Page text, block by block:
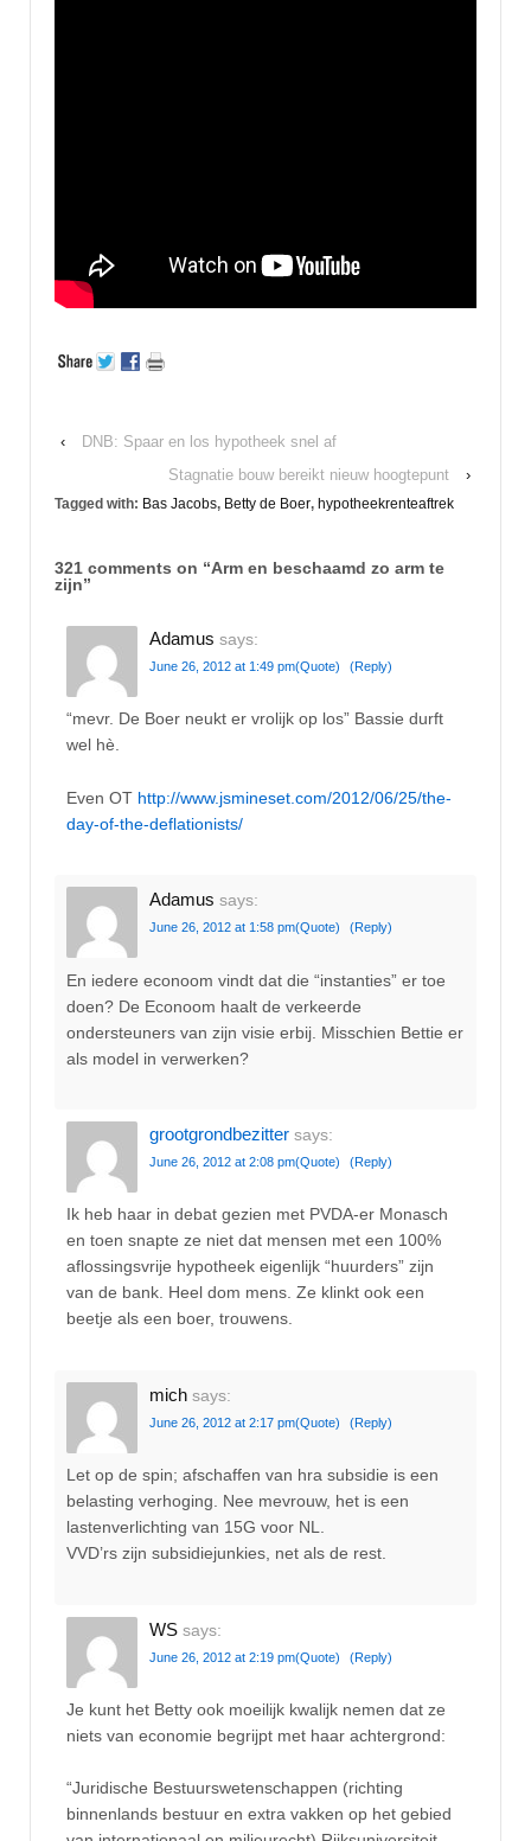
‹
DNB: Spaar en los hypotheek snel af
Stagnatie bouw bereikt nieuw hoogtepunt
›
Tagged with: Bas Jacobs, Betty de Boer, hypotheekrenteaftrek
321 comments on “Arm en beschaamd zo arm te
zijn”
Adamus says:
June 26, 2012 at 1:49 pm(Quote) (Reply)
“mevr. De Boer neukt er vrolijk op los” Bassie durft
wel hè.
Even OT http://www.jsmineset.com/2012/06/25/the-
day-of-the-deflationists/
Adamus says:
June 26, 2012 at 1:58 pm(Quote) (Reply)
En iedere econoom vindt dat die “instanties” er toe
doen? De Econoom haalt de verkeerde
ondersteuners van zijn visie erbij. Misschien Bettie er
als model in verwerken?
grootgrondbezitter says:
June 26, 2012 at 2:08 pm(Quote) (Reply)
Ik heb haar in debat gezien met PVDA-er Monasch
en toen snapte ze niet dat mensen met een 100%
aflossingsvrije hypotheek eigenlijk “huurders” zijn
van de bank. Heel dom mens. Ze klinkt ook een
beetje als een boer, trouwens.
mich says:
June 26, 2012 at 2:17 pm(Quote) (Reply)
Let op de spin; afschaffen van hra subsidie is een
belasting verhoging. Nee mevrouw, het is een
lastenverlichting van 15G voor NL.
VVD’rs zijn subsidiejunkies, net als de rest.
WS says:
June 26, 2012 at 2:19 pm(Quote) (Reply)
Je kunt het Betty ook moeilijk kwalijk nemen dat ze
niets van economie begrijpt met haar achtergrond:
“Juridische Bestuurswetenschappen (richting
binnenlands bestuur en extra vakken op het gebied